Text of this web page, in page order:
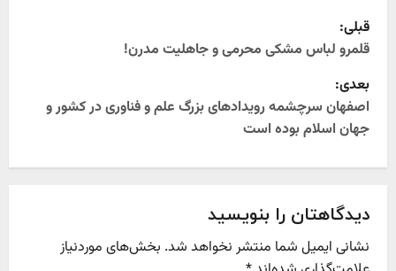
P
o
s
t
n
a
v
قبلی:
قلمرو لباس مشکی محرمی و جاهلیت مدرن!
بعدی:
اصفهان سرچشمه رویدادهای بزرگ علم و فناوری در کشور و
جهان اسلام بوده است
دیدگاهتان را بنویسید
نشانی ایمیل شما منتشر نخواهد شد. بخش‌های موردنیاز